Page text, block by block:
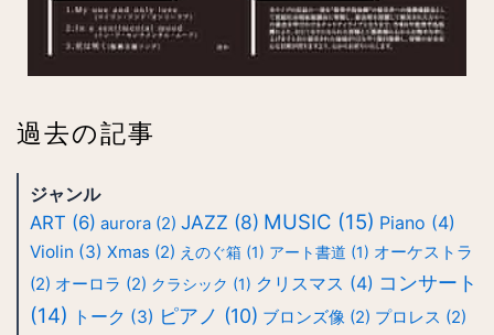
過去の記事
ジャンル
ART (6) aurora(2) JAZZ (8) MUSIC (15) Piano (4)
Violin (3) Xmas (2) えのぐ箱(1) アート書道 (1) オーケストラ
(2) オーロラ (2) クラシック (1) クリスマス (4) コンサート
(14)
トーク (3) ピアノ (10) ブロンズ像(2) プロレス (2)